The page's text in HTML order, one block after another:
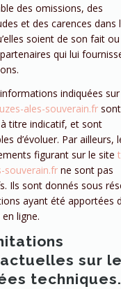
des omissions, des
et des carences dans
soient de son fait
qui lui
indiquées
ales-souverain.fr sont
titre indicatif, et sont
d’évoluer. Par ailleurs,
figurant sur le site
souverain.fr ne sont pas
Ils sont donnés sous
ayant été apportées
ligne.
sur
techniques.